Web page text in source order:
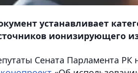
устанавливает
ионизирующего
Сената Парламента РК